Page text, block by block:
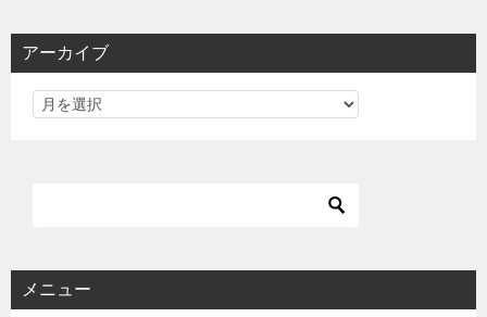
アーカイブ
メニュー